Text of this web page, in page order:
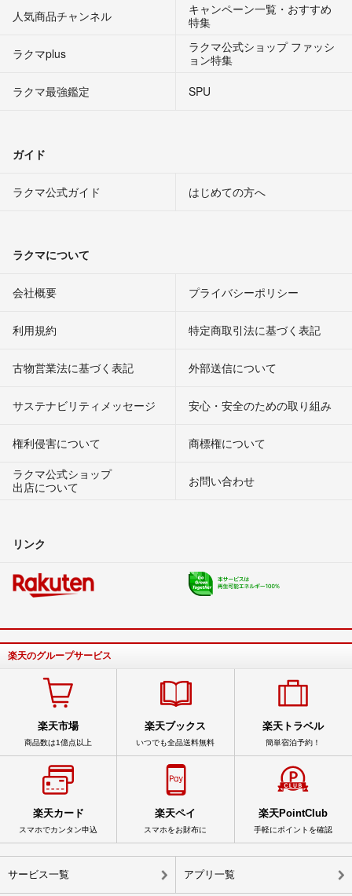
人気商品チャンネル
キャンペーン一覧・おすすめ
特集
ラクマplus
ラクマ公式ショップ ファッシ
ョン特集
ラクマ最強鑑定
SPU
ガイド
ラクマ公式ガイド はじめての方へ
ラクマについて
会社概要 プライバシーポリシー
利用規約 特定商取引法に基づく表記
古物営業法に基づく表記 外部送信について
サステナビリティメッセージ 安心・安全のための取り組み
権利侵害について
商標権について
ラクマ公式ショップ
出店について
お問い合わせ
リンク
楽天のグループサービス
楽天市場
商品数は1億点以上
楽天ブックス
いつでも全品送料無料
楽天トラベル
簡単宿泊予約！
楽天カード
スマホでカンタン申込
楽天ペイ
スマホをお財布に
楽天PointClub
手軽にポイントを確認
サービス一覧 アプリ一覧